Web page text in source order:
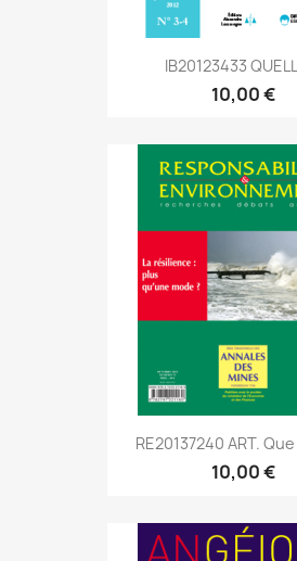
IB20123433
10,00 €
RE20137240 ART.
10,00 €